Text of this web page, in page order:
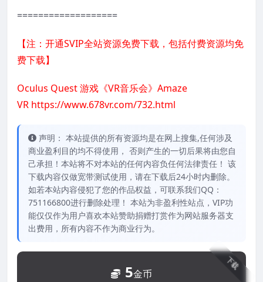
===================
【注：开通SVIP全站资源免费下载，包括付费资源均免
费下载】
Oculus Quest 游戏《VR音乐会》Amaze
VR https://www.678vr.com/732.html
声明： 本站提供的所有资源均是在网上搜集,任何涉及
商业盈利目的均不得使用， 否则产生的一切后果将由您自
己承担！本站将不对本站的任何内容负任何法律责任！ 该
下载内容仅做宽带测试使用，请在下载后24小时内删除。
如若本站内容侵犯了您的作品权益，可联系我们QQ：
751166800进行删除处理！ 本站为非盈利性站点，VIP功
能仅仅作为用户喜欢本站赞助捐赠打赏作为网站服务器支
出费用，所有内容不作为商业行为。
下载
5金币